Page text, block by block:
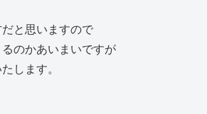
と思いますので
のかあいまいですが
します。